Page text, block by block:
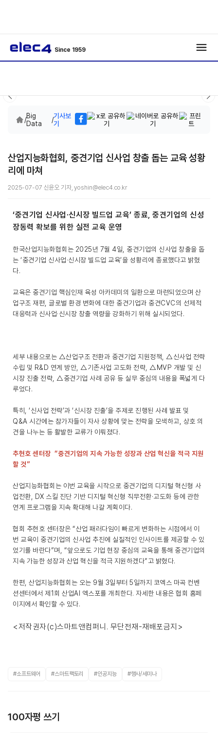
Since 1959
/Big
Data
/기사보
기
산업지능화협회, 중견기업 신사업 창출 돕는 교육 성황
리에 마쳐
2025-07-07 신윤오 기자, yoshin@elec4.co.kr
‘중견기업 신사업·신시장 빌드업 교육’ 종료, 중견기업의 신성
장동력 확보를 위한 실전 교육 운영
한국산업지능화협회는 2025년 7월 4일, 중견기업의 신사업 창출을 돕
는 ‘중견기업 신사업·신시장 빌드업 교육’을 성황리에 종료했다고 밝혔
다.
교육은 중견기업 핵심인재 육성 아카데미의 일환으로 마련되었으며 산
업구조 재편, 글로벌 환경 변화에 대한 중견기업과 중견CVC의 선제적
대응력과 신사업·신시장 창출 역량을 강화하기 위해 실시되었다.
세부 내용으로는 △산업구조 전환과 중견기업 지원정책, △신사업 전략
수립 및 R&D 연계 방안, △기존사업 고도화 전략, △MVP 개발 및 신
시장 진출 전략, △중견기업 사례 공유 등 실무 중심의 내용을 폭넓게 다
루었다.
특히, ‘신사업 전략’과 ‘신시장 진출’을 주제로 진행된 사례 발표 및
Q&A 시간에는 참가자들이 자사 상황에 맞는 전략을 모색하고, 상호 의
견을 나누는 등 활발한 교류가 이뤄졌다.
추현호 센터장 “중견기업의 지속 가능한 성장과 산업 혁신을 적극 지원
할 것”
산업지능화협회는 이번 교육을 시작으로 중견기업의 디지털 혁신형 사
업전환, DX 스킬 진단 기반 디지털 혁신형 직무전환·고도화 등에 관한
연계 프로그램을 지속 확대해 나갈 계획이다.
협회 추현호 센터장은 “산업 패러다임이 빠르게 변화하는 시점에서 이
번 교육이 중견기업의 신사업 추진에 실질적인 인사이트를 제공할 수 있
었기를 바란다”며, “앞으로도 기업 현장 중심의 교육을 통해 중견기업의
지속 가능한 성장과 산업 혁신을 적극 지원하겠다”고 밝혔다.
한편, 산업지능화협회는 오는 9월 3일부터 5일까지 코엑스 마곡 컨벤
션센터에서 제1회 산업AI 엑스포를 개최한다. 자세한 내용은 협회 홈페
이지에서 확인할 수 있다.
<저작권자(c)스마트앤컴퍼니. 무단전재-재배포금지>
#소프트웨어 #스마트팩토리 #인공지능 #행사/세미나
100자평 쓰기